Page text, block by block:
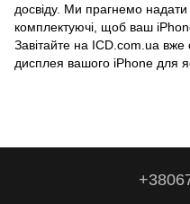
досвіду. Ми прагнемо надати
комплектуючі, щоб ваш
Завітайте на ICD.com.ua вже
дисплея вашого iPhone для